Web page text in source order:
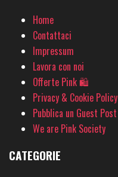
Home
Contattaci
Impressum
Lavora con noi
Offerte Pink 🛍
Privacy & Cookie Policy
Pubblica un Guest Post
We are Pink Society
CATEGORIE